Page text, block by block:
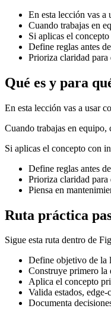
En esta lección vas a
Cuando trabajas en
Si aplicas el
Define reglas antes
Prioriza claridad
Qué es y para
En esta lección vas a usar
Cuando trabajas en equipo,
Si aplicas el concepto con
Define reglas antes
Prioriza claridad
Piensa en
Ruta práctica
Sigue esta ruta dentro de
Define objetivo de la
Construye primero la
Aplica el concepto
Valida estados, edge-
Documenta